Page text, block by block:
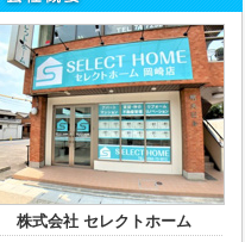
株式会社 セレクトホーム